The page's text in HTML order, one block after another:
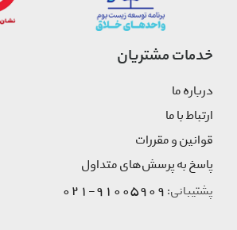
خدمات مشتریان
درباره ما
ارتباط با ما
قوانین و مقررات
پاسخ به پرسش‌های متداول
پشتیبانی: 91005909-021